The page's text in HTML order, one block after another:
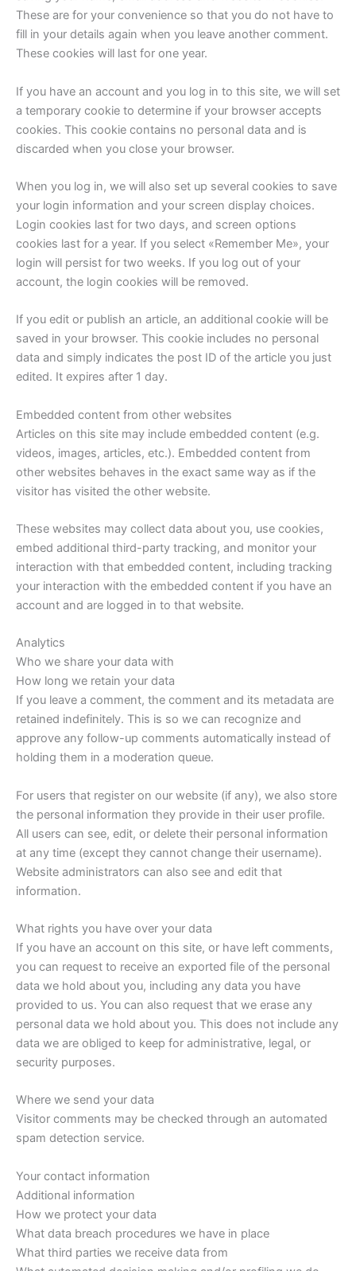
These are for your convenience so that you do not have to
fill in your details again when you leave another comment.
These cookies will last for one year.
If you have an account and you log in to this site, we will set
a temporary cookie to determine if your browser accepts
cookies. This cookie contains no personal data and is
discarded when you close your browser.
When you log in, we will also set up several cookies to save
your login information and your screen display choices.
Login cookies last for two days, and screen options
cookies last for a year. If you select «Remember Me», your
login will persist for two weeks. If you log out of your
account, the login cookies will be removed.
If you edit or publish an article, an additional cookie will be
saved in your browser. This cookie includes no personal
data and simply indicates the post ID of the article you just
edited. It expires after 1 day.
Embedded content from other websites
Articles on this site may include embedded content (e.g.
videos, images, articles, etc.). Embedded content from
other websites behaves in the exact same way as if the
visitor has visited the other website.
These websites may collect data about you, use cookies,
embed additional third-party tracking, and monitor your
interaction with that embedded content, including tracking
your interaction with the embedded content if you have an
account and are logged in to that website.
Analytics
Who we share your data with
How long we retain your data
If you leave a comment, the comment and its metadata are
retained indefinitely. This is so we can recognize and
approve any follow-up comments automatically instead of
holding them in a moderation queue.
For users that register on our website (if any), we also store
the personal information they provide in their user profile.
All users can see, edit, or delete their personal information
at any time (except they cannot change their username).
Website administrators can also see and edit that
information.
What rights you have over your data
If you have an account on this site, or have left comments,
you can request to receive an exported file of the personal
data we hold about you, including any data you have
provided to us. You can also request that we erase any
personal data we hold about you. This does not include any
data we are obliged to keep for administrative, legal, or
security purposes.
Where we send your data
Visitor comments may be checked through an automated
spam detection service.
Your contact information
Additional information
How we protect your data
What data breach procedures we have in place
What third parties we receive data from